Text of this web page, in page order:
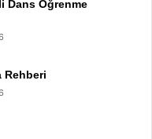
Dans Öğrenme
Rehberi